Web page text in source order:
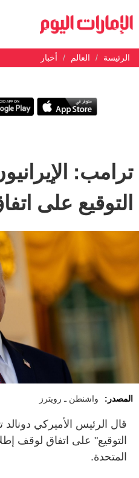
الرئيسة العالم أخبار
ترامب:
التوقيع على
المصدر: واشنطن ـ رويترز
‌قال ​الرئيس الأميركي
التوقيع" ‌على اتفاق ‌لوقف
المتحدة.